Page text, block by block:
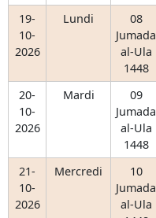
19-
10-
2026
Lundi
08
Jumada
al-Ula
1448
20-
10-
2026
Mardi
09
Jumada
al-Ula
1448
21-
10-
2026
Mercredi
10
Jumada
al-Ula